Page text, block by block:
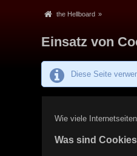
the Hellboard »
Einsatz von
Diese Seite
Wie viele
Was sind Cookies